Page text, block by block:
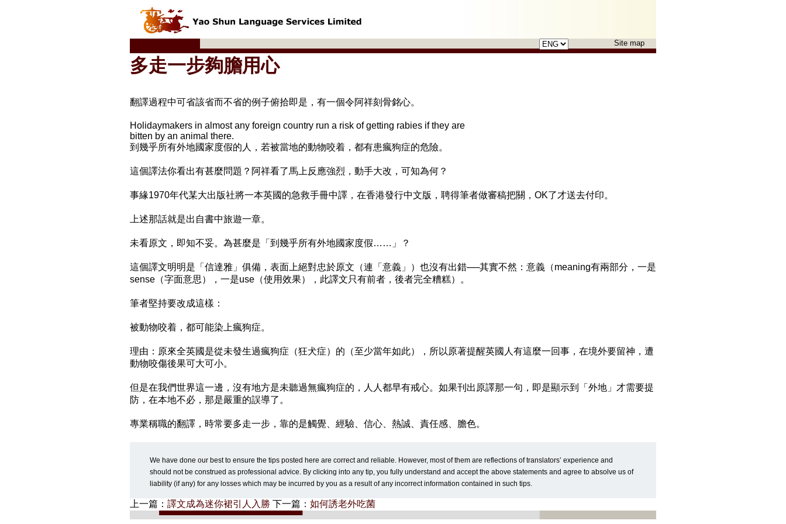
Choose
a
Site map
多走一步夠膽用心
翻譯過程中可省該省而不省的例子俯拾即是，有一個令阿祥刻骨銘心。
Holidaymakers in almost any foreign country run a risk of getting rabies if they are
bitten by an animal there.
到幾乎所有外地國家度假的人，若被當地的動物咬着，都有患瘋狗症的危險。
這個譯法你看出有甚麼問題？阿祥看了馬上反應強烈，動手大改，可知為何？
事緣1970年代某大出版社將一本英國的急救手冊中譯，在香港發行中文版，聘得筆者做審稿把關，OK了才送去付印。
上述那話就是出自書中旅遊一章。
未看原文，即知不妥。為甚麼是「到幾乎所有外地國家度假……」？
這個譯文明明是「信達雅」俱備，表面上絕對忠於原文（連「意義」）也沒有出錯──其實不然：意義（meaning有兩部分，一是
sense（字面意思），一是use（使用效果），此譯文只有前者，後者完全糟糕）。
筆者堅持要改成這樣：
被動物咬着，都可能染上瘋狗症。
理由：原來全英國是從未發生過瘋狗症（狂犬症）的（至少當年如此），所以原著提醒英國人有這麼一回事，在境外要留神，遭
動物咬傷後果可大可小。
但是在我們世界這一邊，沒有地方是未聽過無瘋狗症的，人人都早有戒心。如果刊出原譯那一句，即是顯示到「外地」才需要提
防，在本地不必，那是嚴重的誤導了。
專業稱職的翻譯，時常要多走一步，靠的是觸覺、經驗、信心、熱誠、責任感、膽色。
We have done our best to ensure the tips posted here are correct and reliable. However, most of them are reflections of translators’ experience and
should not be construed as professional advice. By clicking into any tip, you fully understand and accept the above statements and agree to absolve us of
liability (if any) for any losses which may be incurred by you as a result of any incorrect information contained in such tips.
上一篇： 譯文成為迷你裙引人入勝 下一篇： 如何誘老外吃菌